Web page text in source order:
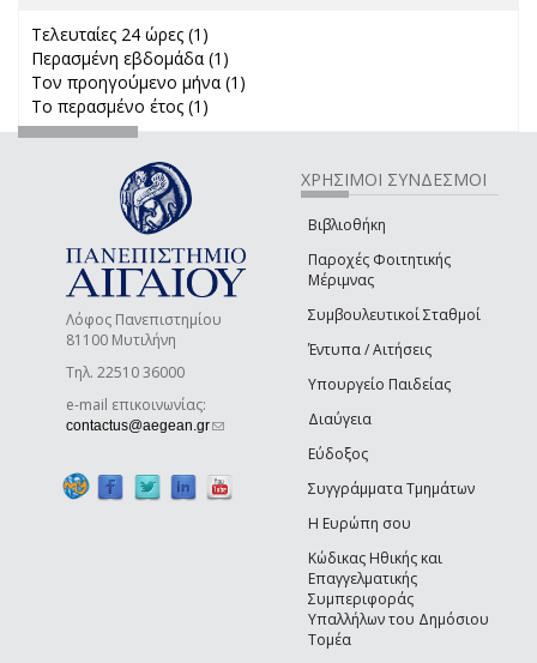
Τελευταίες 24 ώρες (1)
Περασμένη εβδομάδα (1)
Τον προηγούμενο μήνα (1)
Το περασμένο έτος (1)
Λόφος Πανεπιστημίου
81100 Μυτιλήνη
Τηλ. 22510 36000
e-mail επικοινωνίας:
contactus@aegean.gr(link sends e-mail)
ΧΡΗΣΙΜΟΙ ΣΥΝΔΕΣΜΟΙ
Βιβλιοθήκη
Παροχές Φοιτητικής
Μέριμνας
Συμβουλευτικοί Σταθμοί
Έντυπα / Αιτήσεις
Υπουργείο Παιδείας
Διαύγεια
Εύδοξος
Συγγράμματα Τμημάτων
Η Ευρώπη σου
Κώδικας Ηθικής και
Επαγγελματικής
Συμπεριφοράς
Υπαλλήλων του Δημόσιου
Τομέα